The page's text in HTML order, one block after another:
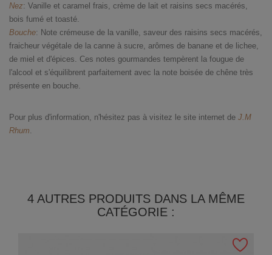
Nez: Vanille et caramel frais, crème de lait et raisins secs macérés,
bois fumé et toasté.
Bouche: Note crémeuse de la vanille, saveur des raisins secs macérés,
fraicheur végétale de la canne à sucre, arômes de banane et de lichee,
de miel et d'épices. Ces notes gourmandes tempèrent la fougue de
l'alcool et s'équilibrent parfaitement avec la note boisée de chêne très
présente en bouche.
Pour plus d'information, n'hésitez pas à visitez le site internet de J.M
Rhum.
4 AUTRES PRODUITS DANS LA MÊME
CATÉGORIE :